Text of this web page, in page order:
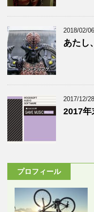
2018/02/06
あたし
2017/12/28
2017年
プロフィール